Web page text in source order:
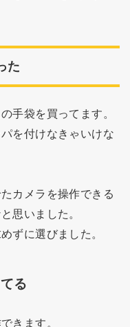
た
手袋を買ってます。
を付けなきゃいけな
カメラを操作できる
思いました。
ずに選びました。
る
きます。